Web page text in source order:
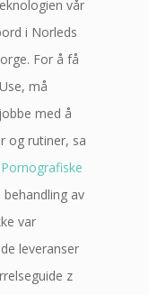
vår
i Norleds
For å få
må
med å
og rutiner, sa
Pornografiske
av
var
leveranser
z